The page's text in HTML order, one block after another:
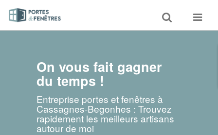
Toggle
search
Toggle
On vous fait gagner
du temps !
Entreprise portes et fenêtres à
Cassagnes-Begonhes : Trouvez
rapidement les meilleurs artisans
autour de moi